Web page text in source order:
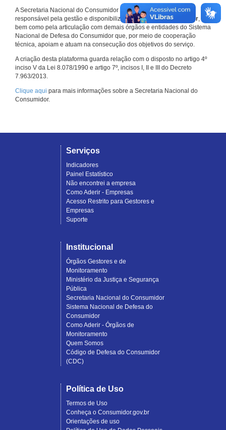
A Secretaria Nacional do Consumidor do Ministério da Justiça é a
responsável pela gestão e disponibilização doConsumidor.gov.br,
bem como pela articulação com demais órgãos e entidades do Sistema
Nacional de Defesa do Consumidor que, por meio de cooperação
técnica, apoiam e atuam na consecução dos objetivos do serviço.
A criação desta plataforma guarda relação com o disposto no artigo 4º
inciso V da Lei 8.078/1990 e artigo 7º, incisos I, II e III do Decreto
7.963/2013.
Clique aqui para mais informações sobre a Secretaria Nacional do
Consumidor.
Serviços
Indicadores
Painel Estatístico
Não encontrei a empresa
Como Aderir - Empresas
Acesso Restrito para Gestores e
Empresas
Suporte
Institucional
Órgãos Gestores e de
Monitoramento
Ministério da Justiça e Segurança
Pública
Secretaria Nacional do Consumidor
Sistema Nacional de Defesa do
Consumidor
Como Aderir - Órgãos de
Monitoramento
Quem Somos
Código de Defesa do Consumidor
(CDC)
Política de Uso
Termos de Uso
Conheça o Consumidor.gov.br
Orientações de uso